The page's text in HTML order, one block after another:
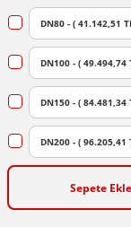
DN80 - ( 41.142,51
DN100 - ( 49.494,74
DN150 - ( 84.481,34
DN200 - ( 96.205,41
Sepete Ekle